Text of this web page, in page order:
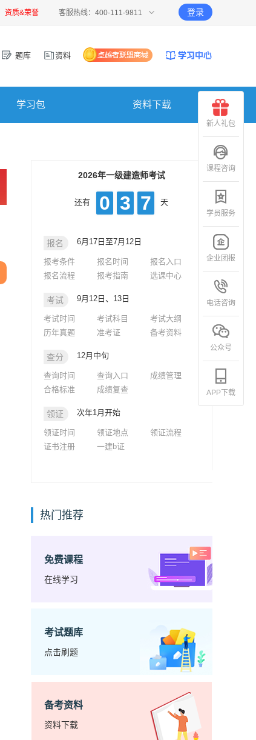
资质&荣誉 客服热线：400-111-9811 登录
题库 资料
学习包 资料下载
2026年一级建造师考试
还有 0 3 7 天
报名 6月17日至7月12日
报考条件 报名时间
报名入口
报名流程
报考指南 选课中心
考试 9月12日、13日
考试时间 考试科目
考试大纲
历年真题
准考证 备考资料
查分 12月中旬
查询时间 查询入口
成绩管理
合格标准
成绩复查
领证 次年1月开始
领证时间 领证地点
领证流程
证书注册
一建b证
热门推荐
免费课程
在线学习
考试题库
点击刷题
备考资料
资料下载
新人礼包
课程咨询
学员服务
企业团报
电话咨询
公众号
APP下载